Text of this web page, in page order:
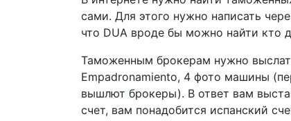
сами. Для этого нужно написать
что DUA вроде бы можно найти кто
Таможенным брокерам нужно
Empadronamiento, 4 фото машины
вышлют брокеры). В ответ вам
счет, вам понадобится испанский